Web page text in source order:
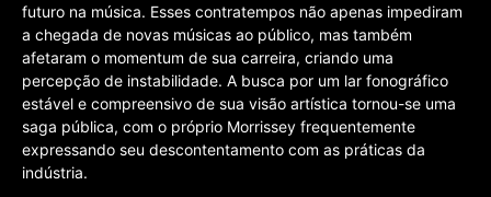
futuro na música. Esses contratempos não apenas impediram
a chegada de novas músicas ao público, mas também
afetaram o momentum de sua carreira, criando uma
percepção de instabilidade. A busca por um lar fonográfico
estável e compreensivo de sua visão artística tornou-se uma
saga pública, com o próprio Morrissey frequentemente
expressando seu descontentamento com as práticas da
indústria.